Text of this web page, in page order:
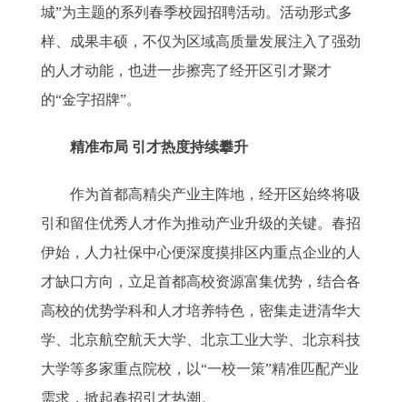
城”为主题的系列春季校园招聘活动。活动形式多
样、成果丰硕，不仅为区域高质量发展注入了强劲
的人才动能，也进一步擦亮了经开区引才聚才
的“金字招牌”。
精准布局 引才热度持续攀升
作为首都高精尖产业主阵地，经开区始终将吸
引和留住优秀人才作为推动产业升级的关键。春招
伊始，人力社保中心便深度摸排区内重点企业的人
才缺口方向，立足首都高校资源富集优势，结合各
高校的优势学科和人才培养特色，密集走进清华大
学、北京航空航天大学、北京工业大学、北京科技
大学等多家重点院校，以“一校一策”精准匹配产业
需求，掀起春招引才热潮。